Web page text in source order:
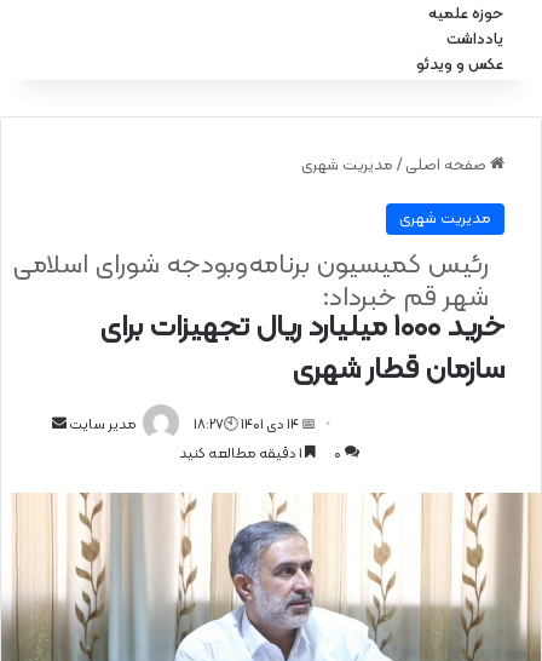
حوزه علمیه
یادداشت
عکس و ویدئو
صفحه اصلی / مدیریت شهری
مدیریت شهری
خرید ۱۰۰۰ میلیارد ریال تجهیزات برای
سازمان قطار شهری
رئیس کمیسیون برنامه‌وبودجه شورای اسلامی
شهر قم خبرداد:
مدیر سایت
ی
م
📅 14 دی 1401 🕙18:27
0